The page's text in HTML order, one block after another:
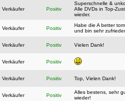
Verkäufer Positiv
Superschnelle &
Alle DVDs in Top-
wieder.
Verkäufer Positiv
Habe die A better
und bin sehr
Verkäufer Positiv Vielen Dank!
Verkäufer Positiv
Verkäufer Positiv Top, Vielen Dank!
Verkäufer Positiv
Alles bestens, sehr
wieder!